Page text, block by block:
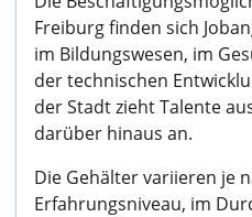
Freiburg finden sich
im Bildungswesen, im
der technischen
der Stadt zieht Talente
darüber hinaus an.
Die Gehälter variieren je
Erfahrungsniveau, im